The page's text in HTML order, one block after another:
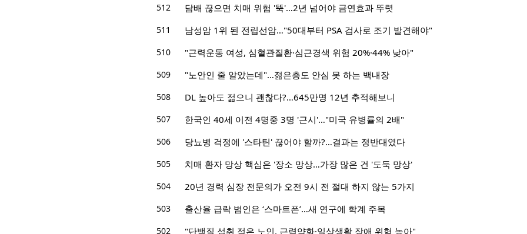
512 담배 끊으면 치매 위험 '뚝'…2년 넘어야 금연효과 뚜렷
511 남성암 1위 된 전립선암…"50대부터 PSA 검사로 조기 발견해야"
510 "근력운동 여성, 심혈관질환·심근경색 위험 20%·44% 낮아"
509 "노안인 줄 알았는데"…젊은층도 안심 못 하는 백내장
508 DL 높아도 젊으니 괜찮다?…645만명 12년 추적해보니
507 한국인 40세 이전 4명중 3명 '근시'…"미국 유병률의 2배"
506 당뇨병 걱정에 '스타틴' 끊어야 할까?…결과는 정반대였다
505 치매 환자 망상 핵심은 '장소 망상…가장 많은 건 '도둑 망상'
504 20년 경력 심장 전문의가 오전 9시 전 절대 하지 않는 5가지
503 출산율 급락 범인은 ‘스마트폰’…새 연구에 학계 주목
502 "단백질 섭취 적은 노인, 근력약화·일상생활 장애 위험 높아"